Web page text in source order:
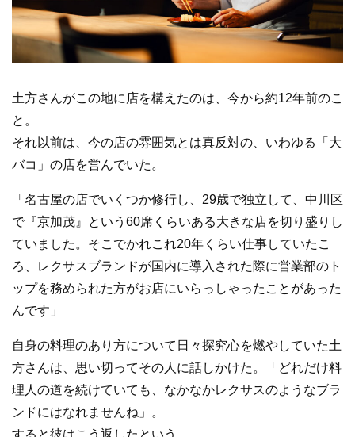
土方さんがこの地に店を構えたのは、今から約12年前のこ
と。
それ以前は、今の店の雰囲気とは真反対の、いわゆる「大
バコ」の店を営んでいた。
「名古屋の店でいくつか修行し、29歳で独立して、中川区
で『京加茂』という60席くらいある大きな店を切り盛りし
ていました。そこでかれこれ20年くらい仕事していたこ
ろ、レクサスブランドが国内に導入された際に営業部のト
ップを務められた方がお店にいらっしゃったことがあった
んです」
自身の料理のあり方について日々探究心を燃やしていた土
方さんは、思い切ってその人に話しかけた。「どれだけ料
理人の道を続けていても、なかなかレクサスのようなブラ
ンドにはなれませんね」。